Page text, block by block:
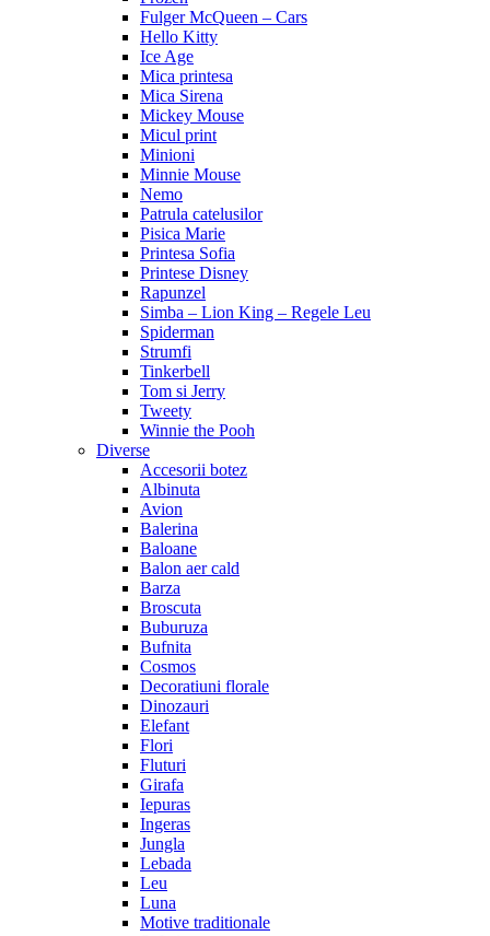
Fulger McQueen – Cars
Hello Kitty
Ice Age
Mica printesa
Mica Sirena
Mickey Mouse
Micul print
Minioni
Minnie Mouse
Nemo
Patrula catelusilor
Pisica Marie
Printesa Sofia
Printese Disney
Rapunzel
Simba – Lion King – Regele Leu
Spiderman
Strumfi
Tinkerbell
Tom si Jerry
Tweety
Winnie the Pooh
Diverse
Accesorii botez
Albinuta
Avion
Balerina
Baloane
Balon aer cald
Barza
Broscuta
Buburuza
Bufnita
Cosmos
Decoratiuni florale
Dinozauri
Elefant
Flori
Fluturi
Girafa
Iepuras
Ingeras
Jungla
Lebada
Leu
Luna
Motive traditionale